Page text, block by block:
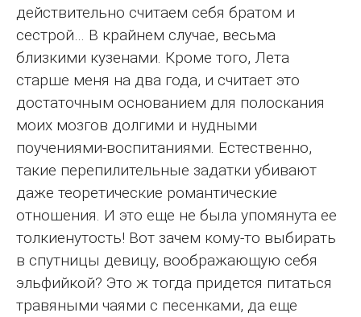
действительно считаем себя братом и
сестрой… В крайнем случае, весьма
близкими кузенами. Кроме того, Лета
старше меня на два года, и считает это
достаточным основанием для полоскания
моих мозгов долгими и нудными
поучениями-воспитаниями. Естественно,
такие перепилительные задатки убивают
даже теоретические романтические
отношения. И это еще не была упомянута ее
толкиенутость! Вот зачем кому-то выбирать
в спутницы девицу, воображающую себя
эльфийкой? Это ж тогда придется питаться
травяными чаями с песенками, да еще